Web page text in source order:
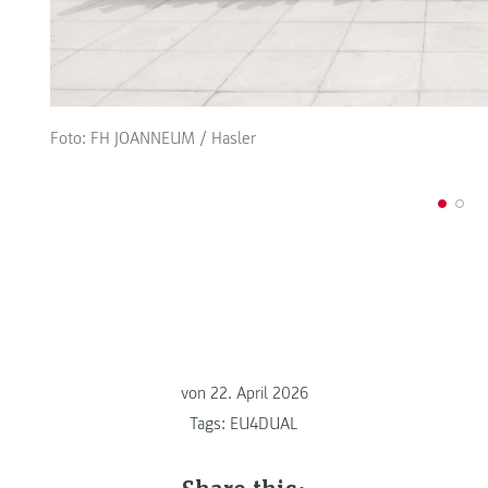
Foto: FH JOANNEUM / Hasler
von 22. April 2026
Tags: EU4DUAL